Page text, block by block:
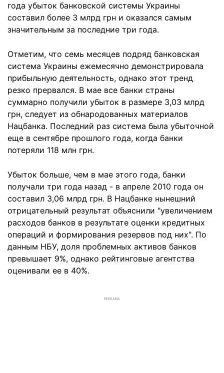
года убыток банковской системы Украины
составил более 3 млрд грн и оказался самым
значительным за последние три года.
Отметим, что семь месяцев подряд банковская
система Украины ежемесячно демонстрировала
прибыльную деятельность, однако этот тренд
резко прервался. В мае все банки страны
суммарно получили убыток в размере 3,03 млрд
грн, следует из обнародованных материалов
Нацбанка. Последний раз система была убыточной
еще в сентябре прошлого года, когда банки
потеряли 118 млн грн.
Убыток больше, чем в мае этого года, банки
получали три года назад - в апреле 2010 года он
составил 3,06 млрд грн. В Нацбанке нынешний
отрицательный результат объяснили "увеличением
расходов банков в результате оценки кредитных
операций и формирования резервов под них". По
данным НБУ, доля проблемных активов банков
превышает 9%, однако рейтинговые агентства
оценивали ее в 40%.
РЕКЛАМА